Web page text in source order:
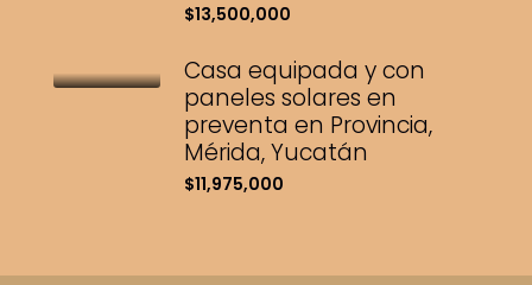
$13,500,000
Casa equipada y con
paneles solares en
preventa en Provincia,
Mérida, Yucatán
$11,975,000